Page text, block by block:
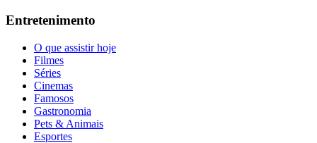
Entretenimento
O que assistir hoje
Filmes
Séries
Cinemas
Famosos
Gastronomia
Pets & Animais
Esportes